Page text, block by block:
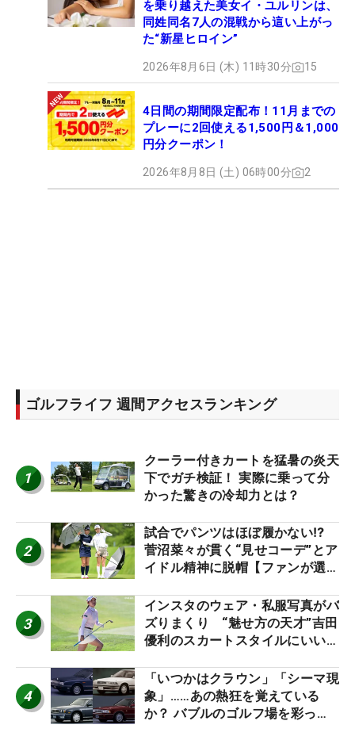
を乗り越えた美女イ・ユルリンは、
同姓同名7人の混戦から這い上がっ
た“新星ヒロイン”
2026年8月6日 (木) 11時30分 15
4日間の期間限定配布！11月までの
プレーに2回使える1,500円＆1,000
円分クーポン！
2026年8月8日 (土) 06時00分 2
ゴルフライフ 週間アクセスランキング
1
クーラー付きカートを猛暑の炎天
下でガチ検証！ 実際に乗って分
かった驚きの冷却力とは？
2
試合でパンツはほぼ履かない⁉
菅沼菜々が貫く“見せコーデ”とア
イドル精神に脱帽【ファンが選ぶ
3
インスタのウェア・私服写真がバ
ズりまくり “魅せ方の天才”吉田
優利のスカートスタイルにいい
4
「いつかはクラウン」「シーマ現
象」……あの熱狂を覚えている
か？ バブルのゴルフ場を彩った